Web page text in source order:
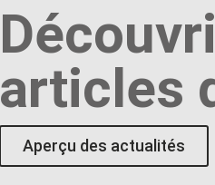
articles
Aperçu des actualités